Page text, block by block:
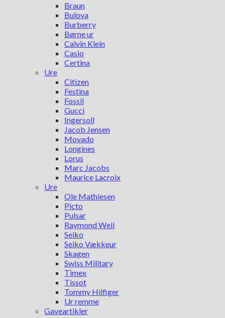
Braun
Bulova
Burberry
Børne ur
Calvin Klein
Casio
Certina
Ure
Citizen
Festina
Fossil
Gucci
Ingersoll
Jacob Jensen
Movado
Longines
Lorus
Marc Jacobs
Maurice Lacroix
Ure
Ole Mathiesen
Picto
Pulsar
Raymond Weil
Seiko
Seiko Vækkeur
Skagen
Swiss Military
Timex
Tissot
Tommy Hilfiger
Ur remme
Gaveartikler